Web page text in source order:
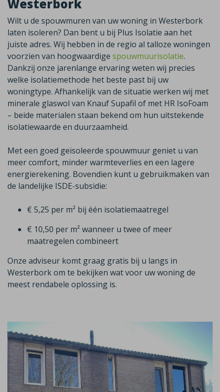
Westerbork
Wilt u de spouwmuren van uw woning in Westerbork
laten isoleren? Dan bent u bij Plus Isolatie aan het
juiste adres. Wij hebben in de regio al talloze woningen
voorzien van hoogwaardige spouwmuurisolatie.
Dankzij onze jarenlange ervaring weten wij precies
welke isolatiemethode het beste past bij uw
woningtype. Afhankelijk van de situatie werken wij met
minerale glaswol van KnaufSupafil of met HR IsoFoam
– beide materialen staan bekend om hun uitstekende
isolatiewaarde en duurzaamheid.
Met een goed geïsoleerde spouwmuur geniet u van
meer comfort, minder warmteverlies en een lagere
energierekening. Bovendien kunt u gebruikmaken van
de landelijke ISDE-subsidie:
€ 5,25 per m² bij één isolatiemaatregel
€ 10,50 per m² wanneer u twee of meer
maatregelen combineert
Onze adviseur komt graag gratis bij u langs in
Westerborkom te bekijken wat voor uw woning de
meest rendabele oplossing is.